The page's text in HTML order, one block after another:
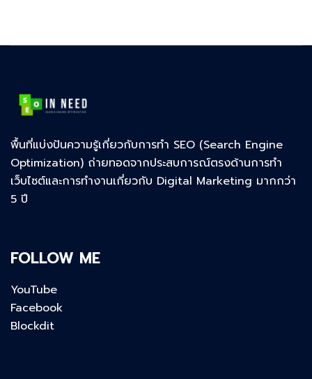
พื้นที่แบ่งปันความรู้เกี่ยวกับการทำ SEO (Search Engine
Optimization) ถ่ายทอดจากประสบการณ์ตรงด้านการทำ
เว็บไซต์และการทำงานเกี่ยวกับ Digital Marketing มากกว่า
5 ปี
FOLLOW ME
YouTube
Facebook
Blockdit